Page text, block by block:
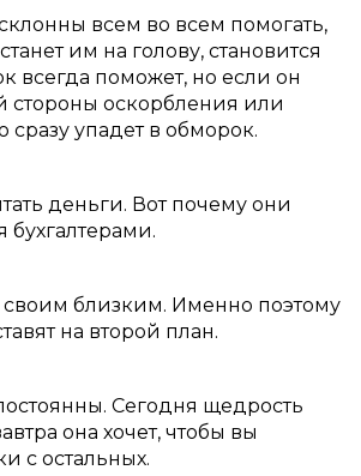
всем во всем помогать,
им на голову, становится
всегда поможет, но если он
стороны оскорбления или
сразу упадет в обморок.
деньги. Вот почему они
бухгалтерами.
своим близким. Именно поэтому
на второй план.
Сегодня щедрость
она хочет, чтобы вы
с остальных.